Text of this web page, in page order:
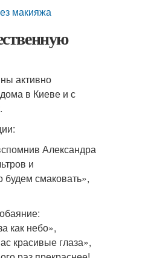
макияжа
активно
в Киеве и с
Александра
и
смаковать»,
как небо»,
красивые глаза»,